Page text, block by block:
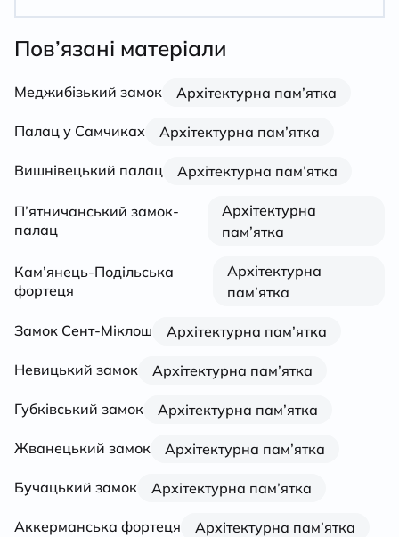
Пов’язані матеріали
Меджибізький замок Архітектурна пам’ятка
Палац у Самчиках Архітектурна пам’ятка
Вишнівецький палац Архітектурна пам’ятка
П’ятничанський замок-
палац
Архітектурна
пам’ятка
Кам’янець-Подільська
фортеця
Архітектурна
пам’ятка
Замок Сент-Міклош Архітектурна пам’ятка
Невицький замок Архітектурна пам’ятка
Губківський замок Архітектурна пам’ятка
Жванецький замок Архітектурна пам’ятка
Бучацький замок Архітектурна пам’ятка
Аккерманська фортеця Архітектурна пам’ятка